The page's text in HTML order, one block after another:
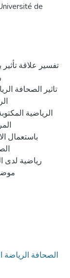
de
تفسير علاقة
تاثير الصحافة
الرياضية
رياضية لدى
الصحافة الرياضة